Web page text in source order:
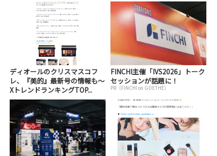
ディオールのクリスマスコフ
レ、『美的』最新号の情報も～
XトレンドランキングTOP...
FINCHI主催「IVS2026」トーク
セッションが話題に！
PR（FINCHI on GOETHE）